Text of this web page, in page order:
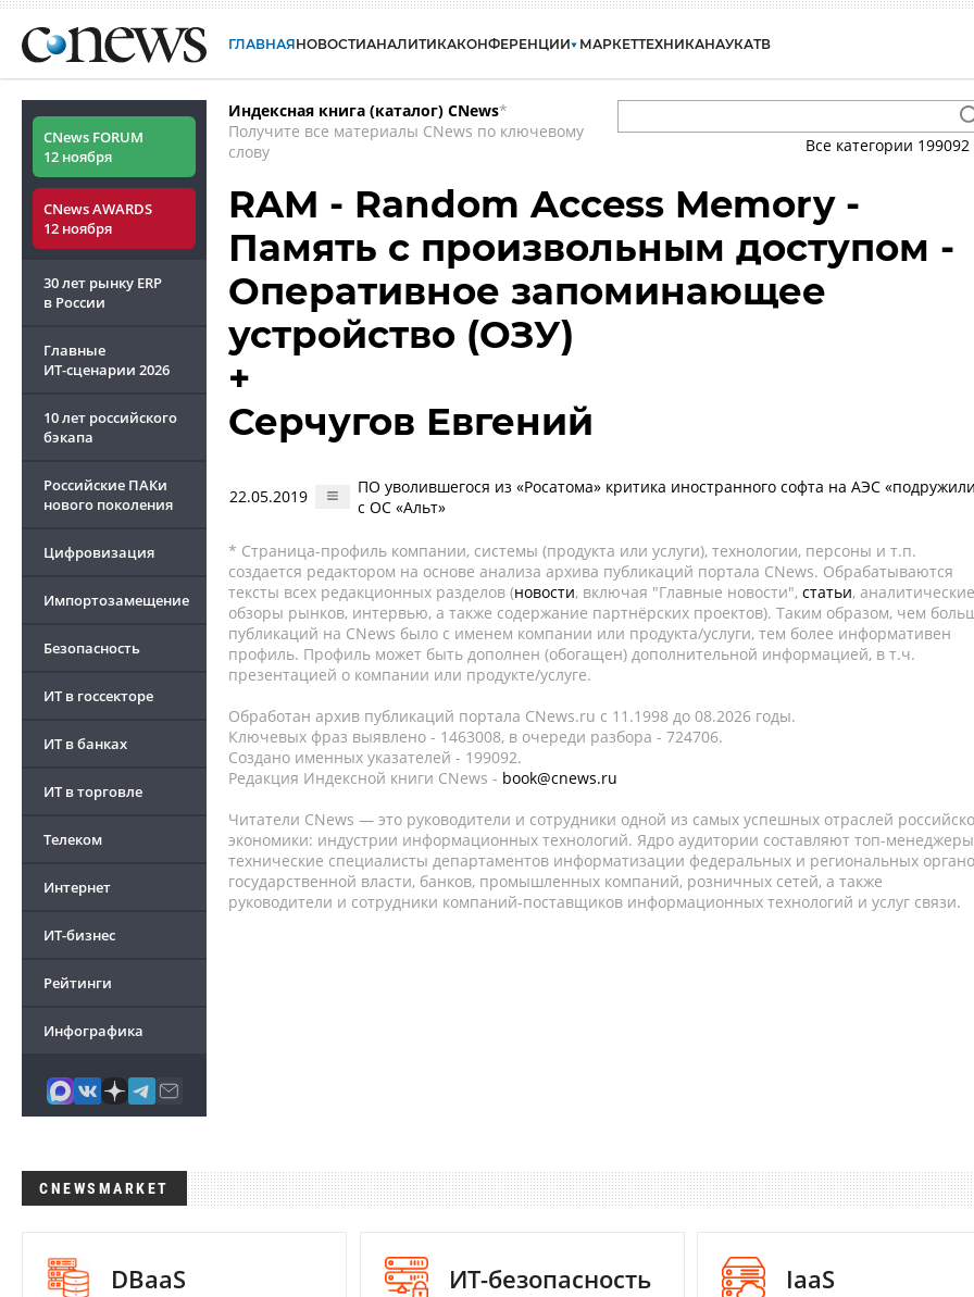
ГЛАВНАЯНОВОСТИАНАЛИТИКАКОНФЕРЕНЦИИ МАРКЕТТЕХНИКАНАУКАТВ
CNews FORUM
12 ноября
CNews AWARDS
12 ноября
30 лет рынку ERP
в России
Главные
ИТ-сценарии 2026
10 лет российского
бэкапа
Российские ПАКи
нового поколения
Цифровизация
Импортозамещение
Безопасность
ИТ в госсекторе
ИТ в банках
ИТ в торговле
Телеком
Интернет
ИТ-бизнес
Рейтинги
Инфографика
Индексная книга (каталог) CNews*
Получите все материалы CNews по ключевому
слову
Все категории 199092
RAM - Random Access Memory -
Память с произвольным доступом -
Оперативное запоминающее
устройство (ОЗУ)
+
Серчугов Евгений
22.05.2019
ПО уволившегося из «Росатома» критика иностранного софта на АЭС
с ОС «Альт»
* Страница-профиль компании, системы (продукта или услуги), технологии, персоны и т.п.
создается редактором на основе анализа архива публикаций портала CNews. Обрабатываются
тексты всех редакционных разделов (новости, включая "Главные новости", статьи, аналитические
обзоры рынков, интервью, а также содержание партнёрских проектов). Таким образом, чем
публикаций на CNews было с именем компании или продукта/услуги, тем более информативен
профиль. Профиль может быть дополнен (обогащен) дополнительной информацией, в т.ч.
презентацией о компании или продукте/услуге.
Обработан архив публикаций портала CNews.ru c 11.1998 до 08.2026 годы.
Ключевых фраз выявлено - 1463008, в очереди разбора - 724706.
Создано именных указателей - 199092.
Редакция Индексной книги CNews - book@cnews.ru
Читатели CNews — это руководители и сотрудники одной из самых успешных отраслей
экономики: индустрии информационных технологий. Ядро аудитории составляют топ-
технические специалисты департаментов информатизации федеральных и региональных
государственной власти, банков, промышленных компаний, розничных сетей, а также
руководители и сотрудники компаний-поставщиков информационных технологий и услуг связи.
CNEWSMARKET
DBaaS ИТ-безопасность IaaS